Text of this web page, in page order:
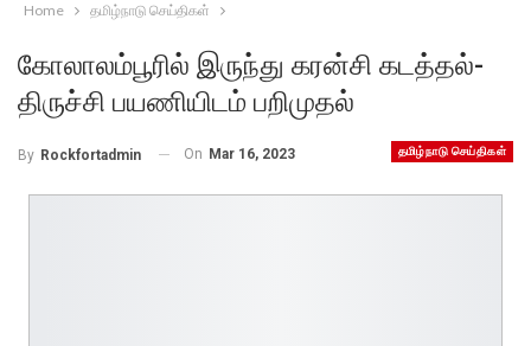
Home தமிழ்நாடு செய்திகள்
கோலாலம்பூரில் இருந்து கரன்சி கடத்தல்-
திருச்சி பயணியிடம் பறிமுதல்
தமிழ்நாடு செய்திகள்
By Rockfortadmin On Mar 16, 2023